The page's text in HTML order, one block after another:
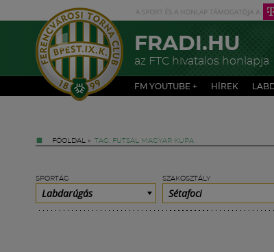
FRADI.HU
az FTC hivatalos honlapja
FM YOUTUBE + HÍREK
FŐOLDAL » TAG: FUTSAL MAGYAR KUPA
SPORTÁG
Labdarúgás
SZAKOSZTÁLY
Sétafoci